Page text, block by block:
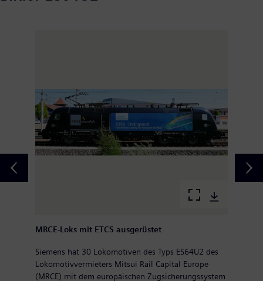
MRCE-Loks mit ETCS ausgerüstet
Siemens hat 30 Lokomotiven des Typs ES64U2 des
Lokomotivvermieters Mitsui Rail Capital Europe
(MRCE) mit dem europäischen Zugsicherungssystem